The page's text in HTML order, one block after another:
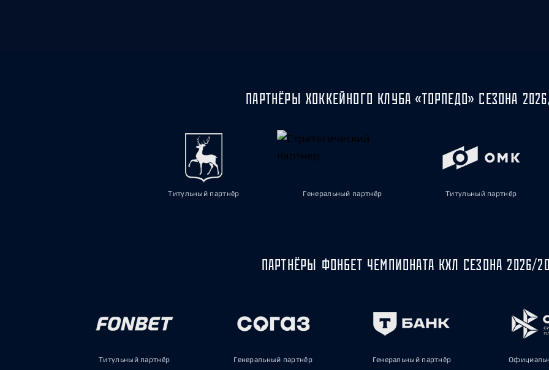
ПАРТНЁРЫ ХОККЕЙНОГО КЛУБА «ТОРПЕДО» СЕЗОНА
Титульный партнёр Генеральный партнёр Титульный партнёр
ПАРТНЁРЫ ФОНБЕТ ЧЕМПИОНАТА КХЛ СЕЗОНА 2026/
Титульный партнёр Генеральный партнёр Генеральный партнёр